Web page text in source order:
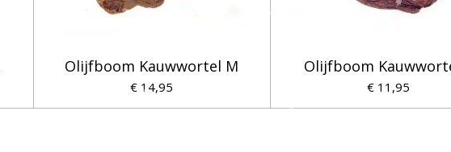
Olijfboom Kauwwortel M
€ 14,95
Olijfboom
€ 11,95